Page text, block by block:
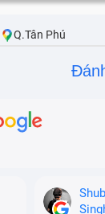
Q.Tân Phú